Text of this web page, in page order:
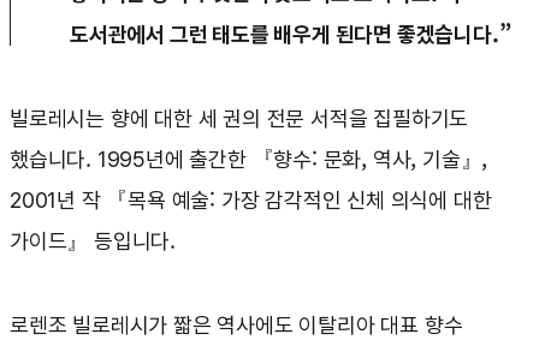
도서관에서 그런 태도를 배우게 된다면 좋겠습니다.”
빌로레시는 향에 대한 세 권의 전문 서적을 집필하기도
했습니다. 1995년에 출간한 『향수: 문화, 역사, 기술』,
2001년 작 『목욕 예술: 가장 감각적인 신체 의식에 대한
가이드』 등입니다.
로렌조 빌로레시가 짧은 역사에도 이탈리아 대표 향수